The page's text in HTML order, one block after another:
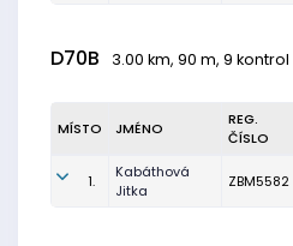
D70B 3.00 km, 90 m, 9 kontrol
MÍSTO JMÉNO
REG.
ČÍSLO
1.
Kabáthová
Jitka
ZBM5582